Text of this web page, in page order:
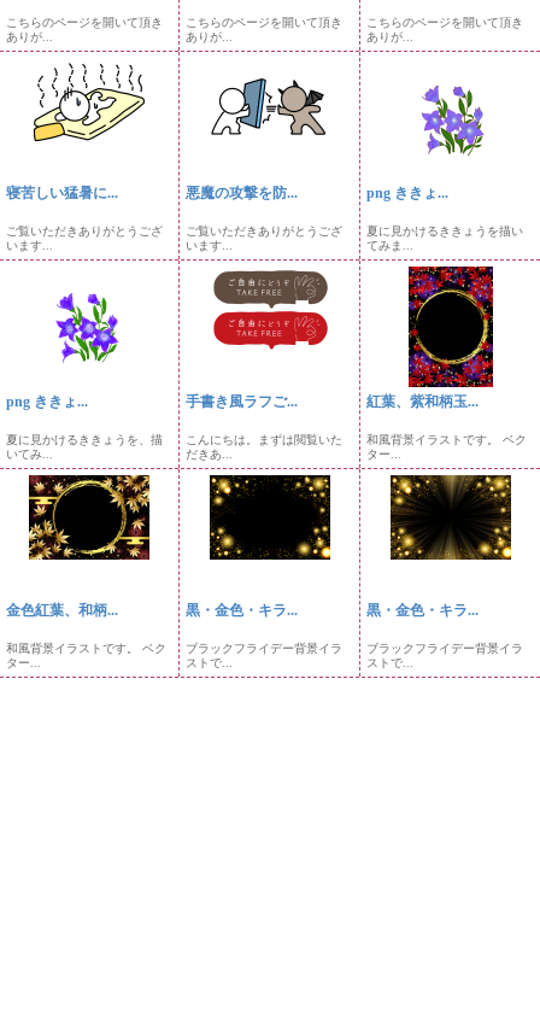
こちらのページを開いて頂き
ありが...
こちらのページを開いて頂き
ありが...
こちらのページを開いて頂き
ありが...
寝苦しい猛暑に...
ご覧いただきありがとうござ
います...
悪魔の攻撃を防...
ご覧いただきありがとうござ
います...
png ききょ...
夏に見かけるききょうを描い
てみま...
png ききょ...
夏に見かけるききょうを、描
いてみ...
手書き風ラフご...
こんにちは。まずは閲覧いた
だきあ...
紅葉、紫和柄玉...
和風背景イラストです。 ベク
ター...
金色紅葉、和柄...
和風背景イラストです。 ベク
ター...
黒・金色・キラ...
ブラックフライデー背景イラ
ストで...
黒・金色・キラ...
ブラックフライデー背景イラ
ストで...